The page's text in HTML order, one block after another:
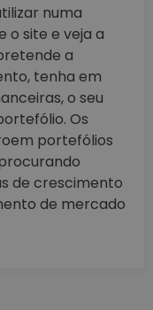
numa
o site e veja a
a
tenha em
o seu
Os
portefólios
de crescimento
de mercado